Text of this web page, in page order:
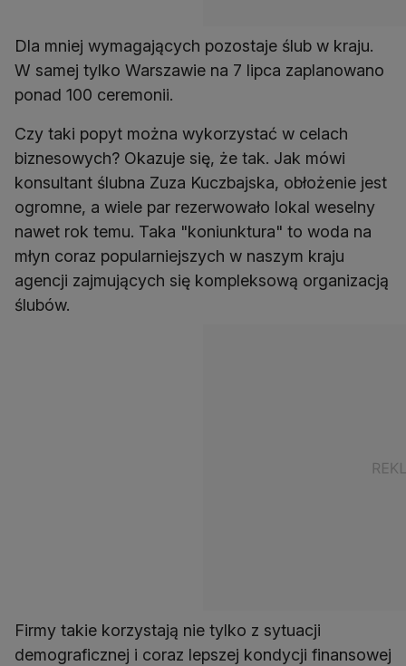
Dla mniej wymagających pozostaje ślub w kraju.
W samej tylko Warszawie na 7 lipca zaplanowano
ponad 100 ceremonii.
Czy taki popyt można wykorzystać w celach
biznesowych? Okazuje się, że tak. Jak mówi
konsultant ślubna Zuza Kuczbajska, obłożenie jest
ogromne, a wiele par rezerwowało lokal weselny
nawet rok temu. Taka "koniunktura" to woda na
młyn coraz popularniejszych w naszym kraju
agencji zajmujących się kompleksową organizacją
ślubów.
Firmy takie korzystają nie tylko z sytuacji
demograficznej i coraz lepszej kondycji finansowej